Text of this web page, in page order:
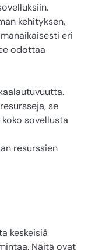
kehityksen,
eri
odottaa
se
sovellusta
resurssien
keskeisiä
Näitä ovat